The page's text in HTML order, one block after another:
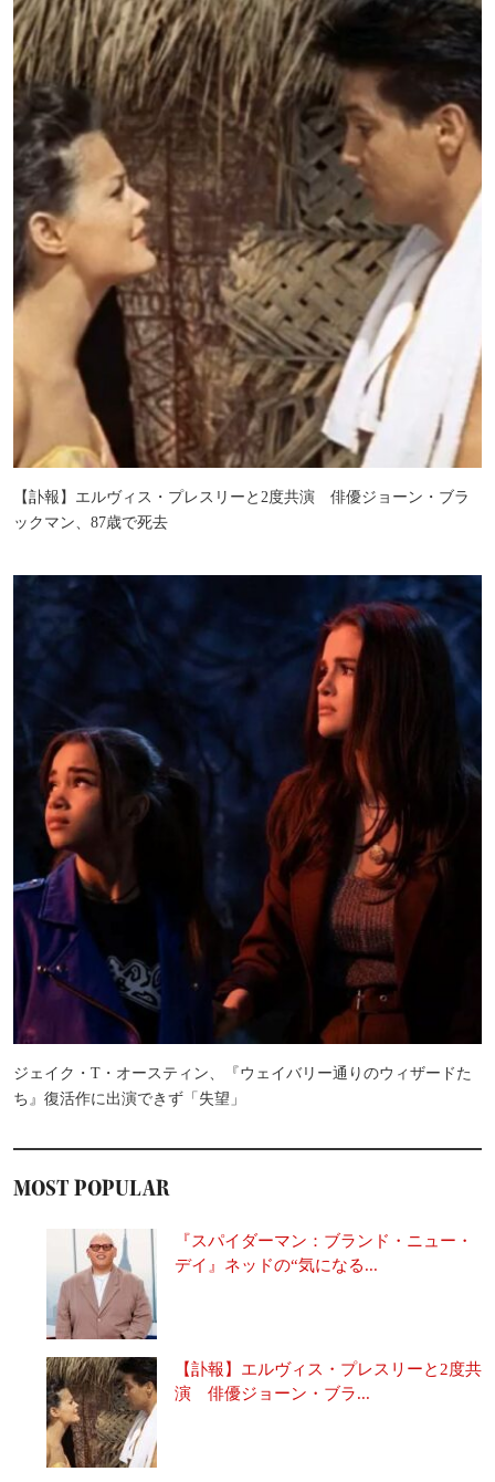
【訃報】エルヴィス・プレスリーと2度共演 俳優ジョーン・ブラ
ックマン、87歳で死去
ジェイク・T・オースティン、『ウェイバリー通りのウィザードた
ち』復活作に出演できず「失望」
MOST POPULAR
『スパイダーマン：ブランド・ニュー・
デイ』ネッドの“気になる...
【訃報】エルヴィス・プレスリーと2度共
演 俳優ジョーン・ブラ...